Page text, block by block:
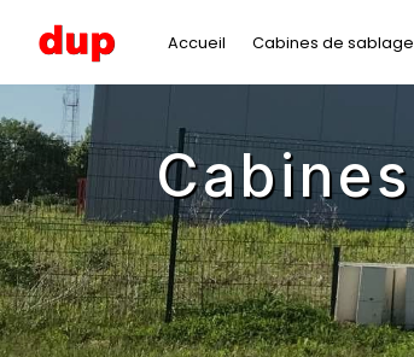
Accueil Cabines de sablage
cabines de microbillage professionnelles